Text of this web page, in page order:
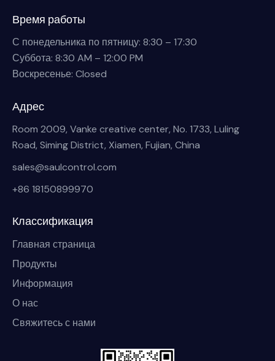
Время работы
С понедельника по пятницу: 8:30 – 17:30
Суббота: 8:30 AM – 12:00 PM
Воскресенье: Closed
Адрес
Room 2009, Vanke creative center, No. 1733, Luling
Road, Siming District, Xiamen, Fujian, China
sales@saulcontrol.com
+86 18150899970
Классификация
Главная страница
Продукты
Информация
О нас
Свяжитесь с нами